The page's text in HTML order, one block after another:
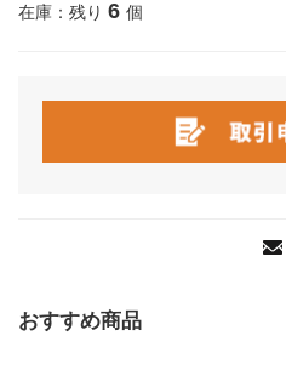
在庫：残り 6 個
おすすめ商品